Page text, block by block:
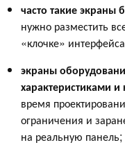
часто такие
нужно разместить
«клочке»
экраны
характеристиками и
время
ограничения и
на реальную панель;